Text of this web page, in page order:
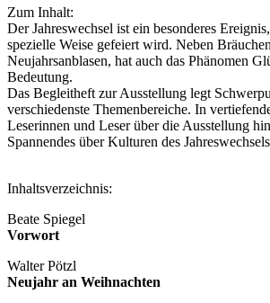
Zum Inhalt:
Der Jahreswechsel ist ein besonderes
spezielle Weise gefeiert wird. Neben
Neujahrsanblasen, hat auch das Phänomen
Bedeutung.
Das Begleitheft zur Ausstellung legt
verschiedenste Themenbereiche. In
Leserinnen und Leser über die Ausstellung
Spannendes über Kulturen des
Inhaltsverzeichnis:
Beate Spiegel
Vorwort
Walter Pötzl
Neujahr an Weihnachten